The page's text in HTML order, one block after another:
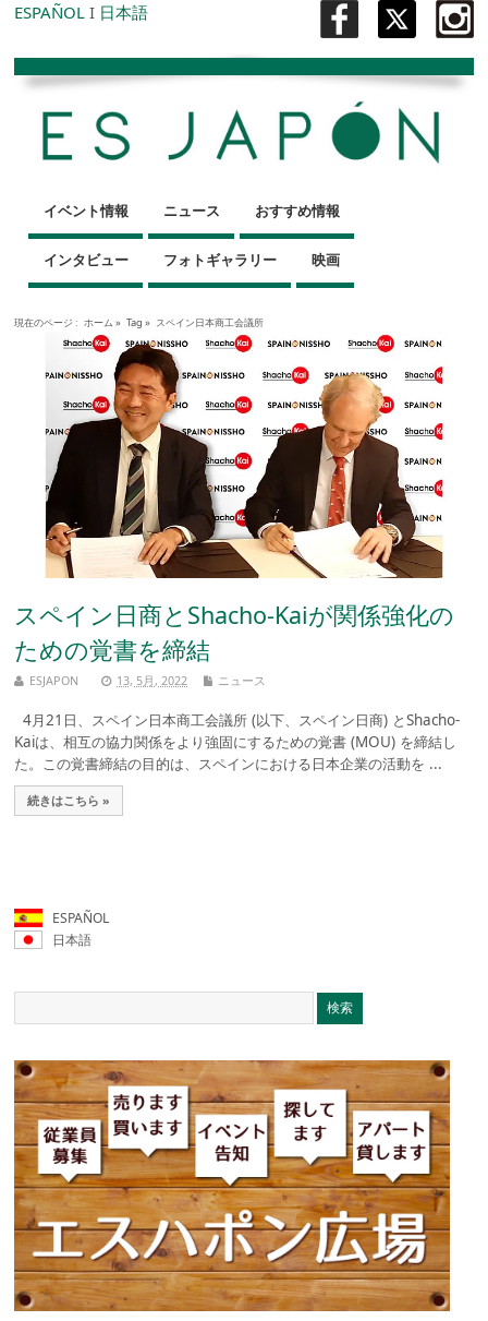
ESPAÑOL I 日本語
イベント情報 ニュース おすすめ情報
インタビュー フォトギャラリー 映画
現在のページ : ホーム » Tag » スペイン日本商工会議所
スペイン日商とShacho-Kaiが関係強化の
ための覚書を締結
ESJAPON 13, 5月, 2022 ニュース
4月21日、スペイン日本商工会議所 (以下、スペイン日商) とShacho-
Kaiは、相互の協力関係をより強固にするための覚書 (MOU) を締結し
た。この覚書締結の目的は、スペインにおける日本企業の活動を ...
続きはこちら »
ESPAÑOL
日本語